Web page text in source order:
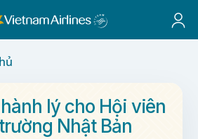
lý cho Hội viên
Nhật Bản